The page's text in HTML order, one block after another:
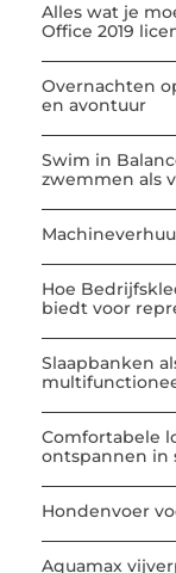
Alles wat je
Office 2019
Overnachten
en avontuur
Swim in
zwemmen als
Hoe
biedt voor
Slaapbanken
Comfortabele
ontspannen in
Hondenvoer
Aquamax